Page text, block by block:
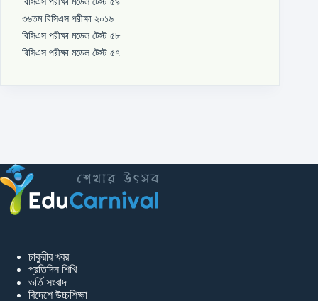
৩৬তম বিসিএস পরীক্ষা ২০১৬
বিসিএস পরীক্ষা মডেল টেস্ট ৫৮
বিসিএস পরীক্ষা মডেল টেস্ট ৫৭
চাকুরীর খবর
প্রতিদিন শিখি
ভর্তি সংবাদ
বিদেশে উচ্চশিক্ষা